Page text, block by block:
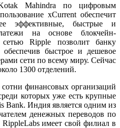
Mahindra по цифровым
xCurrent обеспечит
эффективные, быстрые и
на основе блокчейн-
Ripple позволит банку
быстрое и дешевое
сети по всему миру. Сейчас
1300 отделений.
финансовых организаций
которых уже есть крупные
Индия является одним из
денежных переводов по
имеет свой филиал в